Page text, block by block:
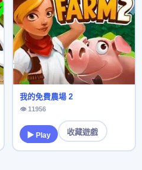
我的免費農場 2
👁 11956
▶ Play 收藏遊戲